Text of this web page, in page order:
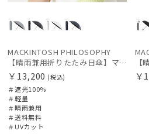
MACKINTOSH PHILOSOPHY
【晴雨兼用折りたたみ日傘】マッキントッシュ フィロソフィー (MACKINTOSH PHILOSOPHY)アンブレラモチーフ 雨の日OK 軽量 遮光100％ 遮熱 UV
￥13,200 (税込)
＃遮光100%
＃軽量
＃晴雨兼用
＃送料無料
＃UVカット
￥